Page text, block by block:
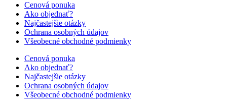
Cenová ponuka
Ako objednať?
Najčastejšie otázky
Ochrana osobných údajov
Všeobecné obchodné podmienky
Cenová ponuka
Ako objednať?
Najčastejšie otázky
Ochrana osobných údajov
Všeobecné obchodné podmienky